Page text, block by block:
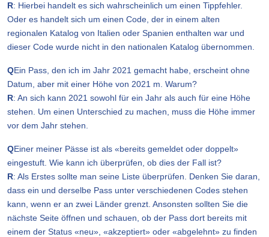
R: Hierbei handelt es sich wahrscheinlich um einen Tippfehler.
Oder es handelt sich um einen Code, der in einem alten
regionalen Katalog von Italien oder Spanien enthalten war und
dieser Code wurde nicht in den nationalen Katalog übernommen.
QEin Pass, den ich im Jahr 2021 gemacht habe, erscheint ohne
Datum, aber mit einer Höhe von 2021 m. Warum?
R: An sich kann 2021 sowohl für ein Jahr als auch für eine Höhe
stehen. Um einen Unterschied zu machen, muss die Höhe immer
vor dem Jahr stehen.
QEiner meiner Pässe ist als «bereits gemeldet oder doppelt»
eingestuft. Wie kann ich überprüfen, ob dies der Fall ist?
R: Als Erstes sollte man seine Liste überprüfen. Denken Sie daran,
dass ein und derselbe Pass unter verschiedenen Codes stehen
kann, wenn er an zwei Länder grenzt. Ansonsten sollten Sie die
nächste Seite öffnen und schauen, ob der Pass dort bereits mit
einem der Status «neu», «akzeptiert» oder «abgelehnt» zu finden